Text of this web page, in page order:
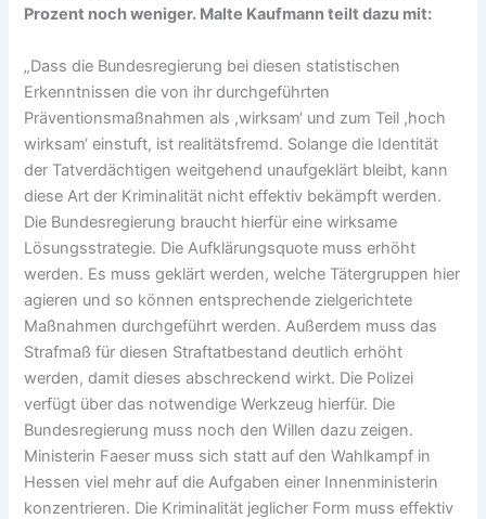
Prozent noch weniger. Malte Kaufmann teilt dazu mit:
„Dass die Bundesregierung bei diesen statistischen
Erkenntnissen die von ihr durchgeführten
Präventionsmaßnahmen als ,wirksam‘ und zum Teil ,hoch
wirksam‘ einstuft, ist realitätsfremd. Solange die Identität
der Tatverdächtigen weitgehend unaufgeklärt bleibt, kann
diese Art der Kriminalität nicht effektiv bekämpft werden.
Die Bundesregierung braucht hierfür eine wirksame
Lösungsstrategie. Die Aufklärungsquote muss erhöht
werden. Es muss geklärt werden, welche Tätergruppen hier
agieren und so können entsprechende zielgerichtete
Maßnahmen durchgeführt werden. Außerdem muss das
Strafmaß für diesen Straftatbestand deutlich erhöht
werden, damit dieses abschreckend wirkt. Die Polizei
verfügt über das notwendige Werkzeug hierfür. Die
Bundesregierung muss noch den Willen dazu zeigen.
Ministerin Faeser muss sich statt auf den Wahlkampf in
Hessen viel mehr auf die Aufgaben einer Innenministerin
konzentrieren. Die Kriminalität jeglicher Form muss effektiv